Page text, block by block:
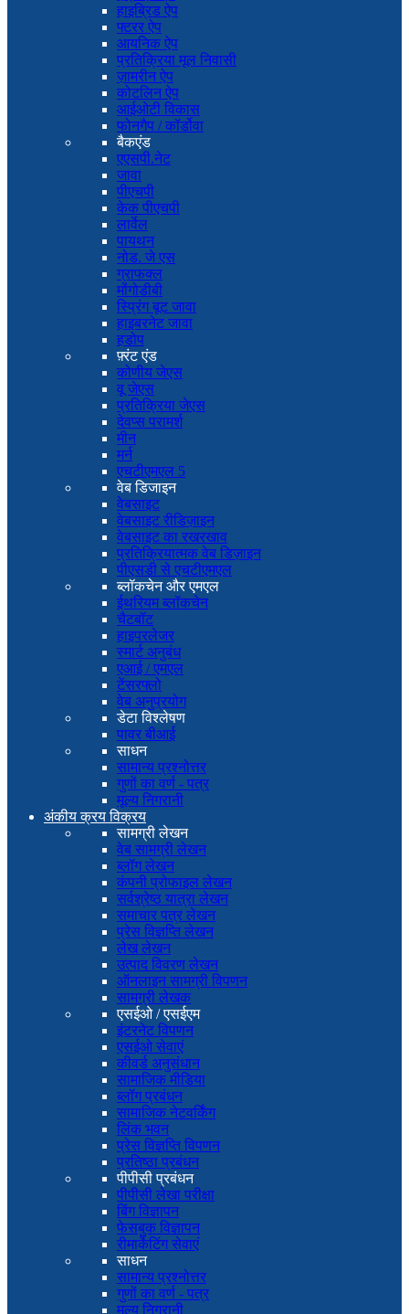
हाइब्रिड ऐप
फ्टरर ऐप
आयनिक ऐप
प्रतिक्रिया मूल निवासी
ज़ामरीन ऐप
कोटलिन ऐप
आईओटी विकास
फोनगैप / कॉर्डोवा
बैकएंड
एएसपी.नेट
जावा
पीएचपी
केक पीएचपी
लार्वेल
पायथन
नोड. जे एस
ग्राफक्ल
मोंगोडीबी
स्प्रिंग बूट जावा
हाइबरनेट जावा
हडोप
फ़्रंट एंड
कोणीय जेएस
वू जेएस
प्रतिक्रिया जेएस
देवप्स परामर्श
मीन
मर्न
एचटीएमएल 5
वेब डिजाइन
वेबसाइट
वेबसाइट रीडिज़ाइन
वेबसाइट का रखरखाव
प्रतिक्रियात्मक वेब डिज़ाइन
पीएसडी से एचटीएमएल
ब्लॉकचेन और एमएल
ईथरियम ब्लॉकचेन
चैटबॉट
हाइपरलेजर
स्मार्ट अनुबंध
एआई / एमएल
टेंसरफ्लो
वेब अनुप्रयोग
डेटा विश्लेषण
पावर बीआई
साधन
सामान्य प्रश्नोत्तर
गुणों का वर्ण - पत्र
मूल्य निगरानी
अंकीय क्रय विक्रय
सामग्री लेखन
वेब सामग्री लेखन
ब्लॉग लेखन
कंपनी प्रोफाइल लेखन
सर्वश्रेष्ठ यात्रा लेखन
समाचार पत्र लेखन
प्रेस विज्ञप्ति लेखन
लेख लेखन
उत्पाद विवरण लेखन
ऑनलाइन सामग्री विपणन
सामग्री लेखक
एसईओ / एसईएम
इंटरनेट विपणन
एसईओ सेवाएं
कीवर्ड अनुसंधान
सामाजिक मीडिया
ब्लॉग प्रबंधन
सामाजिक नेटवर्किंग
लिंक भवन
प्रेस विज्ञप्ति विपणन
प्रतिष्ठा प्रबंधन
पीपीसी प्रबंधन
पीपीसी लेखा परीक्षा
बिंग विज्ञापन
फेसबुक विज्ञापन
रीमार्केटिंग सेवाएं
साधन
सामान्य प्रश्नोत्तर
गुणों का वर्ण - पत्र
मूल्य निगरानी